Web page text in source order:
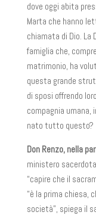
dove oggi abita
Marta che hanno
chiamata di Dio. La
famiglia che,
matrimonio, ha
questa grande
di sposi offrendo
compagnia umana,
nato tutto questo?
Don Renzo, nella
ministero
“capire che il
“è la prima chiesa,
società”, spiega il